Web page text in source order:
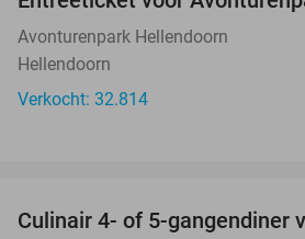
Avonturenpark Hellendoorn
Hellendoorn
Verkocht: 32.814
Culinair 4- of 5-gangendiner